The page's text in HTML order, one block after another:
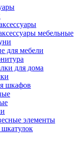
мебельные
для мебели
для дома
шкафов
элементы